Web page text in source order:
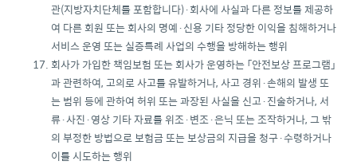
관(지방자치단체를 포함합니다)·회사에 사실과 다른 정보를 제공하
여 다른 회원 또는 회사의 명예·신용 기타 정당한 이익을 침해하거나
서비스 운영 또는 실증특례 사업의 수행을 방해하는 행위
회사가 가입한 책임보험 또는 회사가 운영하는 「안전보상 프로그램」
과 관련하여, 고의로 사고를 유발하거나, 사고 경위·손해의 발생 또
는 범위 등에 관하여 허위 또는 과장된 사실을 신고·진술하거나, 서
류·사진·영상 기타 자료를 위조·변조·은닉 또는 조작하거나, 그 밖
의 부정한 방법으로 보험금 또는 보상금의 지급을 청구·수령하거나
이를 시도하는 행위